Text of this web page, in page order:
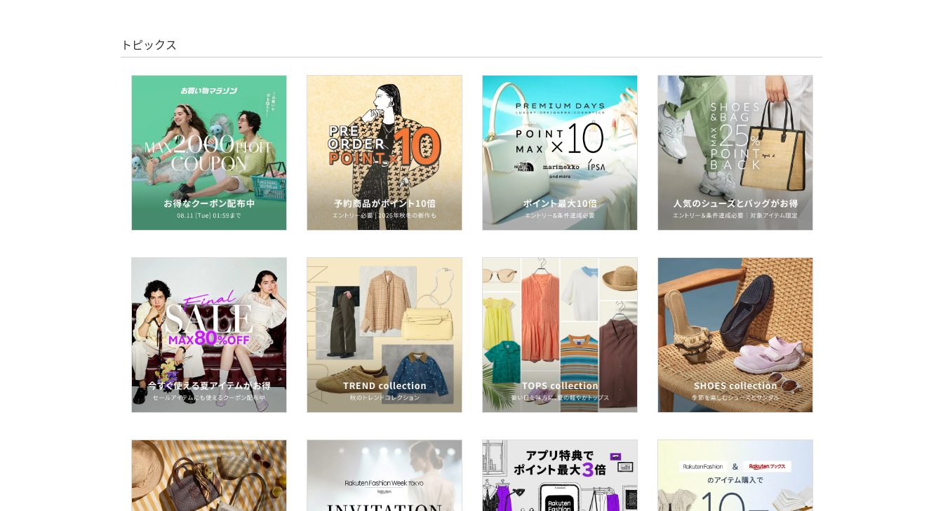
コフレ・キット・セット
食器・調理器具・キッチ
インテリア・生活雑貨
スマホグッズ・オーディ
オ機器
スポーツ・アウトドア用
品
ペット用品
福袋・ギフト・その他
トピックス